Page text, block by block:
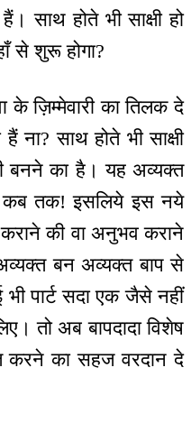
साथ होते भी साक्षी हो
से शुरू होगा?
के ज़िम्मेवारी का तिलक दे
ना? साथ होते भी साक्षी
बनने का है। यह अव्यक्त
कब तक! इसलिये इस नये
कराने की वा अनुभव कराने
बन अव्यक्त बाप से
पार्ट सदा एक जैसे नहीं
तो अब बापदादा विशेष
करने का सहज वरदान दे